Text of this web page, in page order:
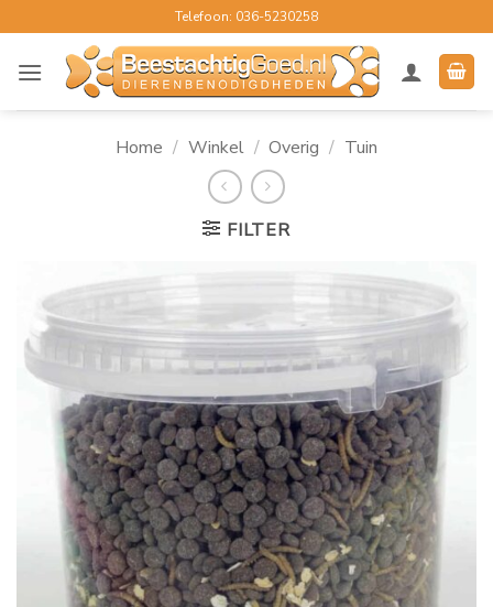
naar
inhoud
Telefoon: 036-5230258
Home / Winkel / Overig / Tuin
FILTER